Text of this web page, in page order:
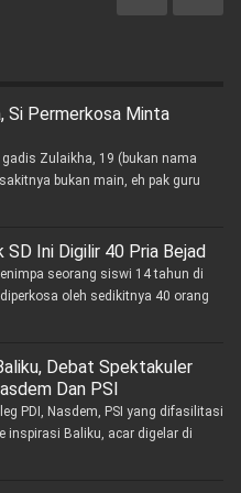
Si Permerkosa Minta
Zulaikha, 19 (bukan nama
bukan main, eh pak guru
SD Ini Digilir 40 Pria Bejad
seorang siswi 14 tahun di
oleh sedikitnya 40 orang
Debat Spektakuler
Dan PSI
PDI, Nasdem, PSI yang difasilitasi
inspirasi Baliku, acar digelar di